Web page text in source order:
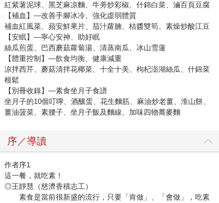
紅紫薯泥球、黑芝麻凉麵、牛蒡炒彩椒、什錦白菜、滷百頁豆腐
【補血】—改善手腳冰冷、強化虛弱體質
補血紅風菜、蘋安鮮果片、茄汁蘿腩、桔醬雙筍、素燥炒酸江豆
【安眠】—寧心安神、助好眠
絲瓜煎蛋、巴西蘑菇蘿蔔湯、清蒸南瓜、冰山雪蓮
【體重控制】—飲食均衡、健康減重
凉拌西芹、蘑菇清拌花椰菜、十全十美、枸杞澎湖絲瓜、什錦菜
根鬆
【別冊收錄】—素食坐月子食譜
坐月子的10個叮嚀、酒釀蛋、花生麵筋、麻油炒老薑、淮山餅、
薑油菠菜、素腰子、坐月子飯及麵線、加味四物蕎麥麵
序／導讀
作者序1
這一餐，就吃素！
◎王靜慧（慈濟香積志工）
素食是當前很新盛的流行，只要「肯做」、「會做」，吃素